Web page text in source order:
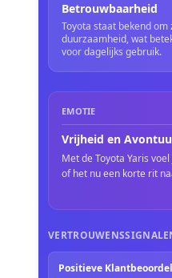
Betrouwbaarheid
Toyota staat bekend
duurzaamheid, wat
voor dagelijks gebruik.
EMOTIE
Vrijheid en
Met de Toyota Yaris
of het nu een korte rit
Positieve